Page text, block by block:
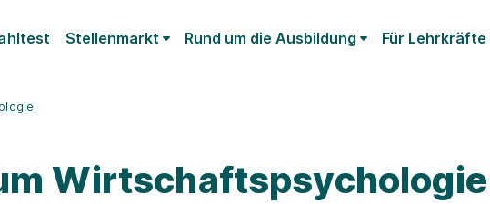
Stellenmarkt Rund um die Ausbildung Für Lehrkräfte
Wirtschaftspsychologie